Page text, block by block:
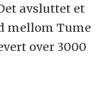
avsluttet et
mellom Tume
over 3000